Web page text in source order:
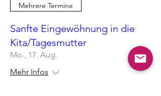
Mehrere Termine
Sanfte Eingewöhnung in die
Kita/Tagesmutter
Mo., 17. Aug.
Mehr Infos